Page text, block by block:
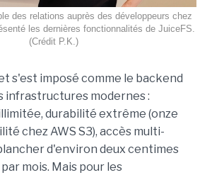
des relations auprès des développeurs chez
les dernières fonctionnalités de JuiceFS.
(Crédit P.K.)
s'est imposé comme le backend
infrastructures modernes :
durabilité extrême (onze
chez AWS S3), accès multi-
d'environ deux centimes
mois. Mais pour les